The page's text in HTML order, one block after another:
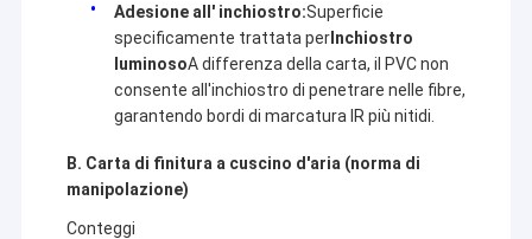
Adesione all' inchiostro:Superficie
specificamente trattata perInchiostro
luminosoA differenza della carta, il PVC non
consente all'inchiostro di penetrare nelle fibre,
garantendo bordi di marcatura IR più nitidi.
B. Carta di finitura a cuscino d'aria (norma di
manipolazione)
Conteggi